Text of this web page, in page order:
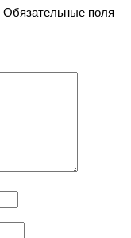
Обязательные поля